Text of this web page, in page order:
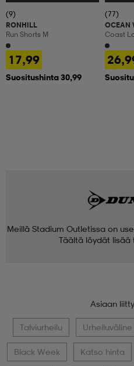
(9)
RONHILL
Run Shorts M
17,99
Suositushinta 30,99
(77)
OCEAN
Coast
Meillä Stadium Outletissa on
Täältä löydät lisää
Asiaan
Talviurheilu Urheiluväline
Black Week Katso hinta